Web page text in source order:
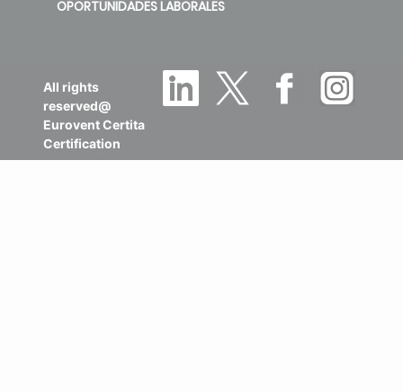
OPORTUNIDADES LABORALES
All rights
reserved@
Eurovent Certita
Certification